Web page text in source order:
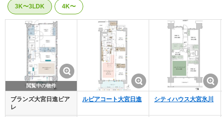
3K〜3LDK 4K〜
閲覧中の物件
ブランズ大宮日進ビア
レ
ルピアコート大宮日進 シティハウス大宮氷川